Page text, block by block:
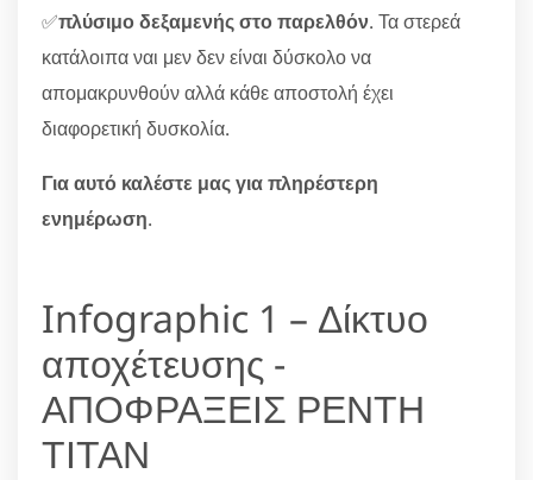
✅πλύσιμο δεξαμενής στο παρελθόν. Τα στερεά
κατάλοιπα ναι μεν δεν είναι δύσκολο να
απομακρυνθούν αλλά κάθε αποστολή έχει
διαφορετική δυσκολία.
Για αυτό καλέστε μας για πληρέστερη
ενημέρωση.
Infographic 1 – Δίκτυο
αποχέτευσης -
ΑΠΟΦΡΑΞΕΙΣ ΡΕΝΤΗ
ΤΙΤΑΝ